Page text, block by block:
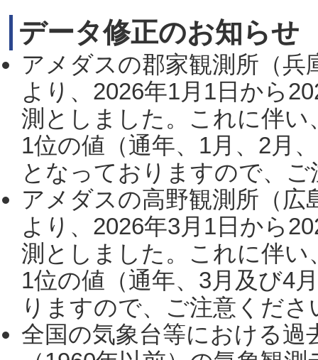
データ修正のお知らせ
アメダスの郡家観測所（
より、2026年1月1日から
測としました。これに伴い
1位の値（通年、1月、2月
となっておりますので、
アメダスの高野観測所（
より、2026年3月1日から
測としました。これに伴い
1位の値（通年、3月及び4
りますので、ご注意くだ
全国の気象台等における過